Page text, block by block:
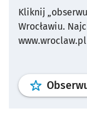
Kliknij
Wrocławiu.